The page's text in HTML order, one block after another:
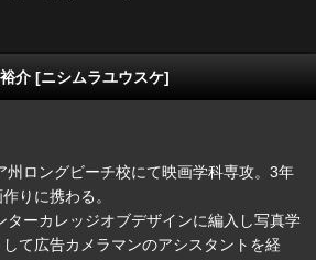
介 [ニシムラユウスケ]
ロングビーチ校にて映画学科専攻。3年
りに携わる。
ーカレッジオブデザインに編入し写真学
て広告カメラマンのアシスタントを経